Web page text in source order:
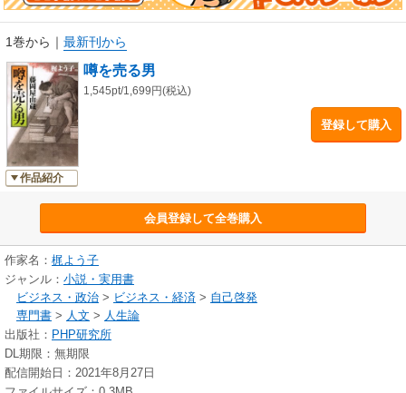
1巻から ｜ 最新刊から
作品紹介
噂を売る男
1,545pt/1,699円(税込)
登録して購入
会員登録して全巻購入
作家名： 梶よう子
ジャンル： 小説・実用書
ビジネス・政治 > ビジネス・経済 > 自己啓発
専門書 > 人文 > 人生論
出版社： PHP研究所
DL期限：無期限
配信開始日：2021年8月27日